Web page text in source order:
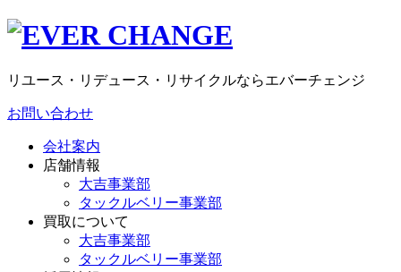
リユース・リデュース・リサイクルならエバーチェンジ
お問い合わせ
会社案内
店舗情報
大吉事業部
タックルベリー事業部
買取について
大吉事業部
タックルベリー事業部